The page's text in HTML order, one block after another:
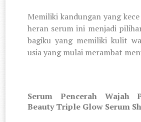
Memiliki kandungan yang
heran serum ini menjadi
bagiku yang memiliki kulit
usia yang mulai merambat
Serum Pencerah Wajah
Beauty Triple Glow Serum